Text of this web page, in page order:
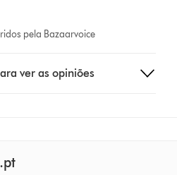
pela Bazaarvoice
ver as opiniões